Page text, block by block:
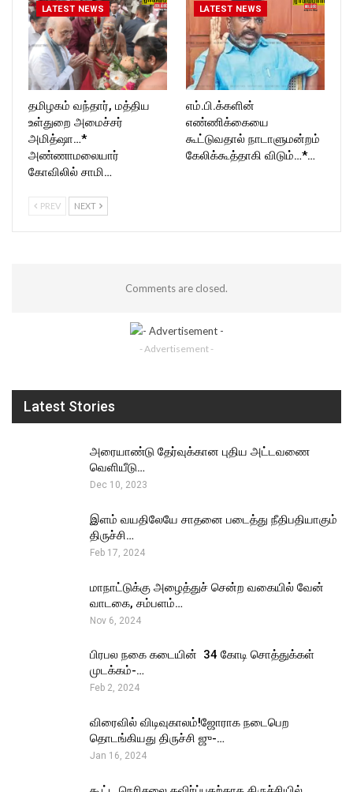
LATEST NEWS
தமிழகம் வந்தார், மத்திய
உள்துறை அமைச்சர்
அமித்ஷா…*
அண்ணாமலையார்
கோவிலில் சாமி…
LATEST NEWS
எம்.பி.க்களின்
எண்ணிக்கையை
கூட்டுவதால் நாடாளுமன்றம்
கேலிக்கூத்தாகி விடும்…*…
PREV NEXT
Comments are closed.
- Advertisement -
Latest Stories
அரையாண்டு தேர்வுக்கான புதிய அட்டவணை
வெளியீடு…
Dec 10, 2023
இளம் வயதிலேயே சாதனை படைத்து நீதிபதியாகும்
திருச்சி…
Feb 17, 2024
மாநாட்டுக்கு அழைத்துச் சென்ற வகையில் வேன்
வாடகை, சம்பளம்…
Nov 6, 2024
பிரபல நகை கடையின் ₹ 34 கோடி சொத்துக்கள்
முடக்கம்-…
Feb 2, 2024
விரைவில் விடிவுகாலம்!ஜோராக நடைபெற
தொடங்கியது திருச்சி ஜு-…
Jan 16, 2024